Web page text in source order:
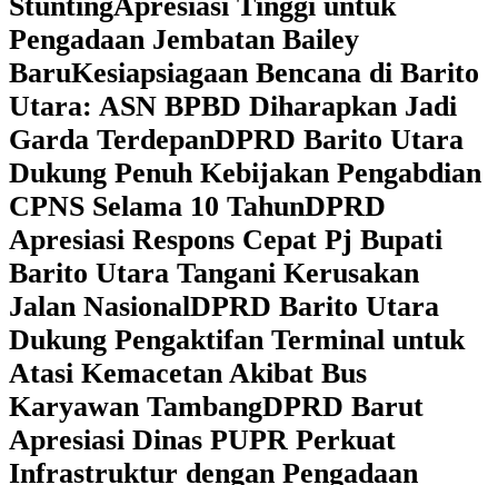
Pengadaan Jembatan Bailey
BaruKesiapsiagaan Bencana di Barito
Utara: ASN BPBD Diharapkan Jadi
Garda TerdepanDPRD Barito Utara
Dukung Penuh Kebijakan Pengabdian
CPNS Selama 10 TahunDPRD
Apresiasi Respons Cepat Pj Bupati
Barito Utara Tangani Kerusakan
Jalan NasionalDPRD Barito Utara
Dukung Pengaktifan Terminal untuk
Atasi Kemacetan Akibat Bus
Karyawan TambangDPRD Barut
Apresiasi Dinas PUPR Perkuat
Infrastruktur dengan Pengadaan